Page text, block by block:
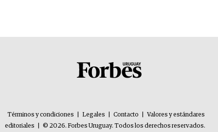
Términos y condiciones Legales Contacto
Valores y estándares
editoriales
© 2026. Forbes Uruguay. Todos los derechos reservados.